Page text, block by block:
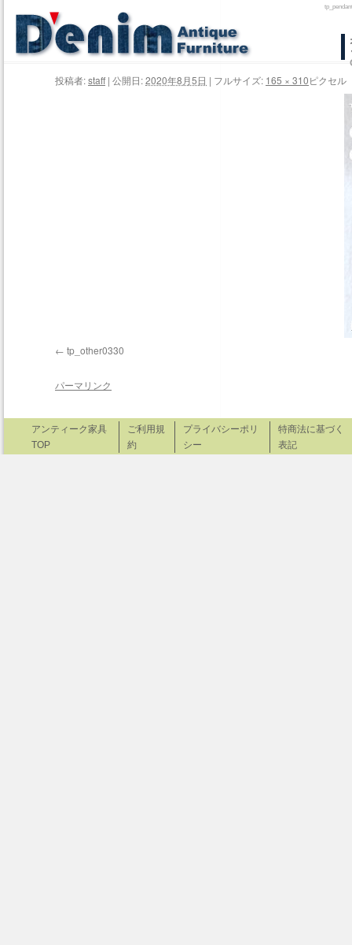
テ
投稿者:staff | 公開日:2020年8月5日 | フルサイズ: 165 × 310ピクセル
tp_other0330
パーマリンク
アンティーク家具
TOP
ご利用規
約
プライバシーポリ
シー
特商法に基づく
表記